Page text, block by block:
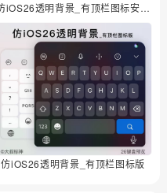
仿iOS26透明背景_有顶栏图标安卓无bar
仿iOS26透明背景_有顶栏图标版